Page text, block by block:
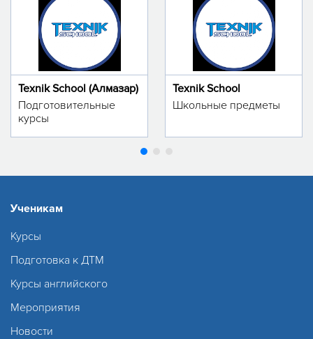
Texnik School (Алмазар)
Подготовительные
курсы
Texnik School
Школьные предметы
Ученикам
Курсы
Подготовка к ДТМ
Курсы английского
Мероприятия
Новости